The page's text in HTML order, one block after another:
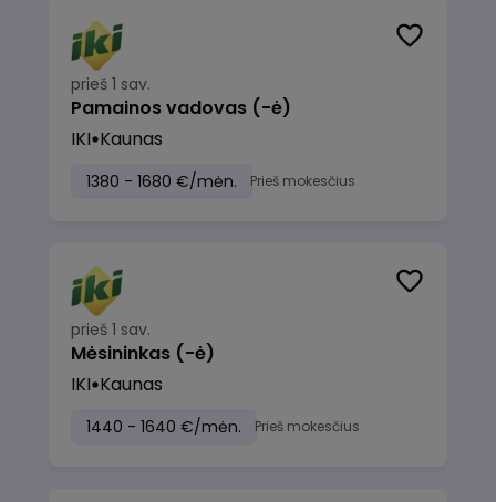
prieš 1 sav.
Pamainos vadovas (-ė)
IKI Kaunas
1380 - 1680 €/mėn. Prieš mokesčius
prieš 1 sav.
Mėsininkas (-ė)
IKI Kaunas
1440 - 1640 €/mėn. Prieš mokesčius